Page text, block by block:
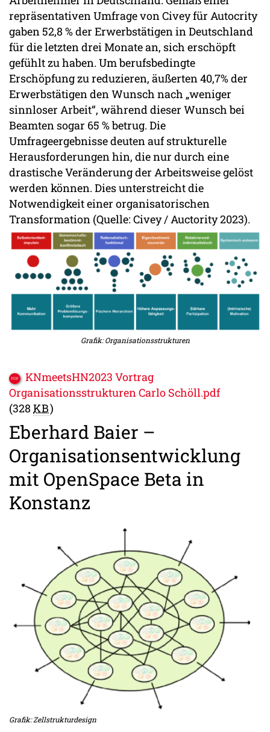
repräsentativen Umfrage von Civey für Autocrity
gaben 52,8 % der Erwerbstätigen in Deutschland
für die letzten drei Monate an, sich erschöpft
gefühlt zu haben. Um berufsbedingte
Erschöpfung zu reduzieren, äußerten 40,7% der
Erwerbstätigen den Wunsch nach „weniger
sinnloser Arbeit“, während dieser Wunsch bei
Beamten sogar 65 % betrug. Die
Umfrageergebnisse deuten auf strukturelle
Herausforderungen hin, die nur durch eine
drastische Veränderung der Arbeitsweise gelöst
werden können. Dies unterstreicht die
Notwendigkeit einer organisatorischen
Transformation (Quelle: Civey / Auctority 2023).
Grafik: Organisationsstrukturen
KNmeetsHN2023 Vortrag
Organisationsstrukturen Carlo Schöll.pdf
(328 KB)
Eberhard Baier –
Organisationsentwicklung
mit OpenSpace Beta in
Konstanz
Grafik: Zellstrukturdesign